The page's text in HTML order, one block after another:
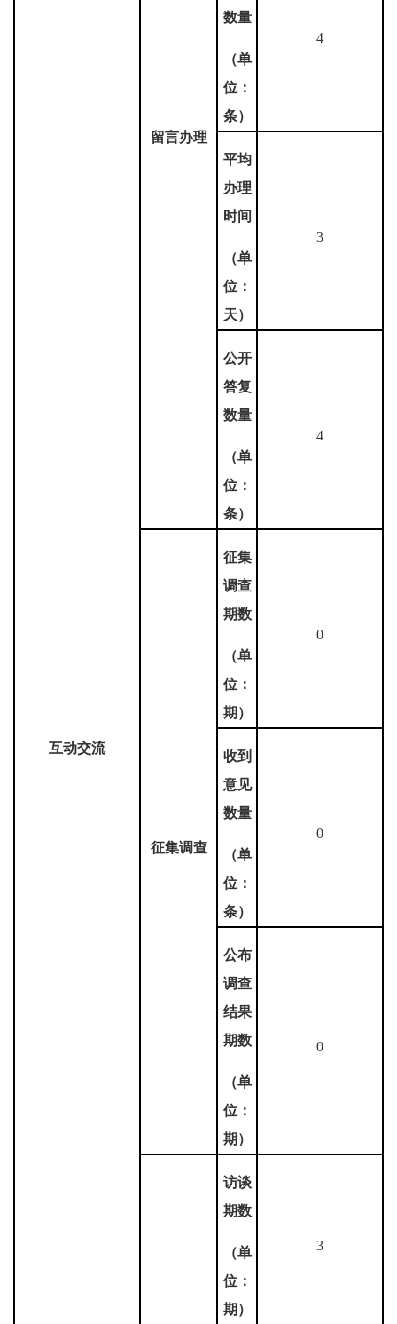
互动交流
留言办理
数量
（单
位：
条）
4
平均
办理
时间
（单
位：
天）
3
公开
答复
数量
（单
位：
条）
4
征集调查
征集
调查
期数
（单
位：
期）
0
收到
意见
数量
（单
位：
条）
0
公布
调查
结果
期数
（单
位：
期）
0
访谈
期数
（单
位：
期）
3